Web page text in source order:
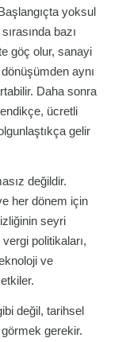
yoksul
bazı
göç olur, sanayi
aynı
Daha sonra
ücretli
gelir
değildir.
her dönem için
seyri
politikaları,
ve
değil, tarihsel
gerekir.